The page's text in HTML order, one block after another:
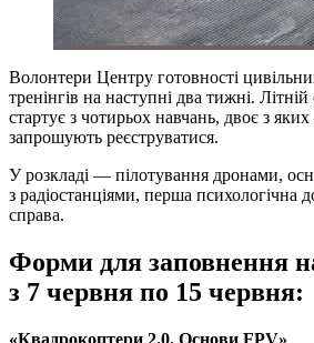
Волонтери Центру готовності
тренінгів на наступні два тижні.
стартує з чотирьох навчань, двоє з
запрошують реєструватися.
У розкладі — пілотування дронами,
з радіостанціями, перша психологічна
справа.
Форми для заповнення
з 7 червня по 15 червня:
«Квадрокоптери 2.0. Основи FPV»